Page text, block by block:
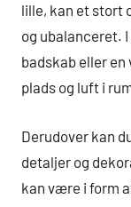
lille, kan et stort
og ubalanceret.
badskab eller
plads og luft i
Derudover kan
detaljer og
kan være i form